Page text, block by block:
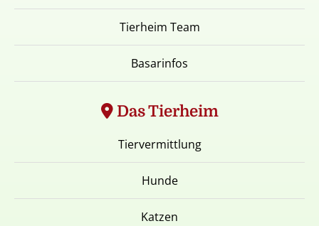
Tierheim Team
Basarinfos
Das Tierheim
Tiervermittlung
Hunde
Katzen